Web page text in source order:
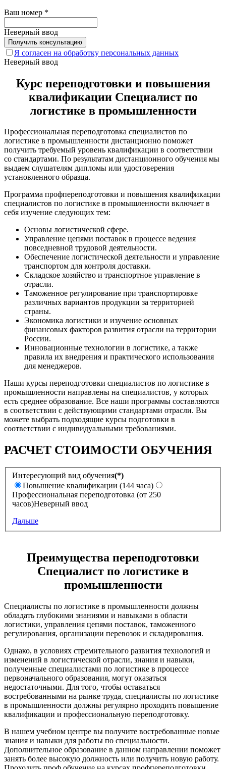
Ваш номер *
Неверный ввод
Я согласен на обработку персональных данных
Неверный ввод
Курс переподготовки и повышения
квалификации Специалист по
логистике в промышленности
Профессиональная переподготовка специалистов по
логистике в промышленности дистанционно поможет
получить требуемый уровень квалификации в соответствии
со стандартами. По результатам дистанционного обучения мы
выдаем слушателям дипломы или удостоверения
установленного образца.
Программа профпереподготовки и повышения квалификации
специалистов по логистике в промышленности включает в
себя изучение следующих тем:
Основы логистической сфере.
Управление цепями поставок в процессе ведения
повседневной трудовой деятельности.
Обеспечение логистической деятельности и управление
транспортом для контроля доставки.
Складское хозяйство и транспортное управление в
отрасли.
Таможенное регулирование при транспортировке
различных вариантов продукции за территорией
страны.
Экономика логистики и изучение основных
финансовых факторов развития отрасли на территории
России.
Инновационные технологии в логистике, а также
правила их внедрения и практического использования
для менеджеров.
Наши курсы переподготовки специалистов по логистике в
промышленности направлены на специалистов, у которых
есть среднее образование. Все наши программы составляются
в соответствии с действующими стандартами отрасли. Вы
можете выбрать подходящие курсы подготовки в
соответствии с индивидуальными требованиями.
РАСЧЕТ СТОИМОСТИ ОБУЧЕНИЯ
Интересующий вид обучения(*)
Повышение квалификации (144 часа)
Профессиональная переподготовка (от 250
часов)Неверный ввод
Дальше
Преимущества переподготовки
Специалист по логистике в
промышленности
Специалисты по логистике в промышленности должны
обладать глубокими знаниями и навыками в области
логистики, управления цепями поставок, таможенного
регулирования, организации перевозок и складирования.
Однако, в условиях стремительного развития технологий и
изменений в логистической отрасли, знания и навыки,
полученные специалистами по логистике в процессе
первоначального образования, могут оказаться
недостаточными. Для того, чтобы оставаться
востребованными на рынке труда, специалисты по логистике
в промышленности должны регулярно проходить повышение
квалификации и профессиональную переподготовку.
В нашем учебном центре вы получите востребованные новые
знания и навыки для работы по специальности.
Дополнительное образование в данном направлении поможет
занять более высокую должность или получить новую работу.